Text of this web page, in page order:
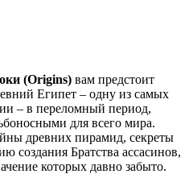
(Origins) вам предстоит
Египет – одну из самых
– в переломный период,
для всего мира.
древних пирамид, секреты
создания Братства ассасинов,
которых давно забыто.